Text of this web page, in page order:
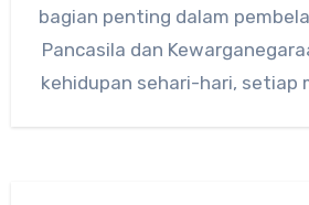
bagian penting dalam
Pancasila dan
kehidupan sehari-hari, setiap